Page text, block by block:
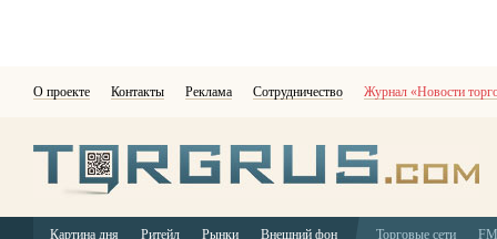
О проекте Контакты Реклама Сотрудничество Журнал «Новости
Картина дня Ритейл Рынки Внешний фон Торговые сети